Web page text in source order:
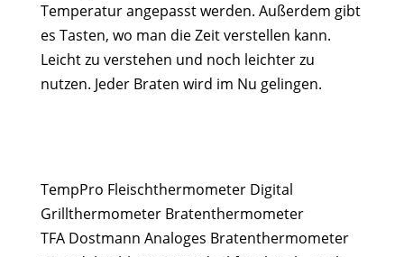
Temperatur angepasst werden. Außerdem gibt
es Tasten, wo man die Zeit verstellen kann.
Leicht zu verstehen und noch leichter zu
nutzen. Jeder Braten wird im Nu gelingen.
TempPro Fleischthermometer Digital
Grillthermometer Bratenthermometer
TFA Dostmann Analoges Bratenthermometer